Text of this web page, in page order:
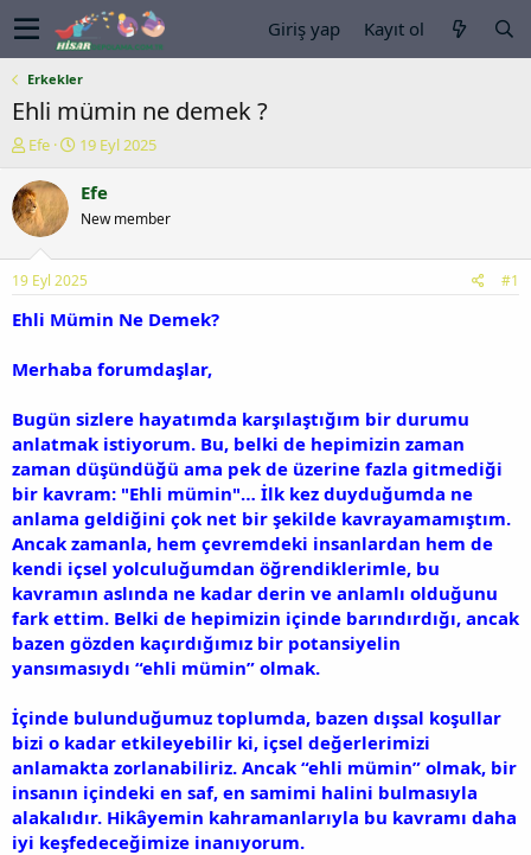
Giriş yap Kayıt ol
Erkekler
Ehli mümin ne demek ?
K
n
u
y
b
a
ş
t
n
Efe
B
ş
a
g
ı
ç
r
h
i
19 Eyl 2025
Efe
New member
19 Eyl 2025 #1
Ehli Mümin Ne Demek?
Merhaba forumdaşlar,
Bugün sizlere hayatımda karşılaştığım bir durumu
anlatmak istiyorum. Bu, belki de hepimizin zaman
zaman düşündüğü ama pek de üzerine fazla gitmediği
bir kavram: "Ehli mümin"… İlk kez duyduğumda ne
anlama geldiğini çok net bir şekilde kavrayamamıştım.
Ancak zamanla, hem çevremdeki insanlardan hem de
kendi içsel yolculuğumdan öğrendiklerimle, bu
kavramın aslında ne kadar derin ve anlamlı olduğunu
fark ettim. Belki de hepimizin içinde barındırdığı, ancak
bazen gözden kaçırdığımız bir potansiyelin
yansımasıydı “ehli mümin” olmak.
İçinde bulunduğumuz toplumda, bazen dışsal koşullar
bizi o kadar etkileyebilir ki, içsel değerlerimizi
anlamakta zorlanabiliriz. Ancak “ehli mümin” olmak, bir
insanın içindeki en saf, en samimi halini bulmasıyla
alakalıdır. Hikâyemin kahramanlarıyla bu kavramı daha
iyi keşfedeceğimize inanıyorum.